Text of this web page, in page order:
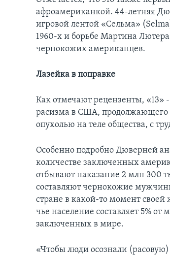
афроамериканкой. 44-летняя
игровой лентой «Сельма»
1960-х и борьбе Мартина
чернокожих американцев.
Лазейка в поправке
Как отмечают рецензенты, «13»
расизма в США, продолжающего
опухолью на теле общества, с
Особенно подробно Дюверней
количестве заключенных
отбывают наказание 2 млн 300
составляют чернокожие
стране в какой-то момент
чье население составляет 5%
заключенных в мире.
«Чтобы люди осознали